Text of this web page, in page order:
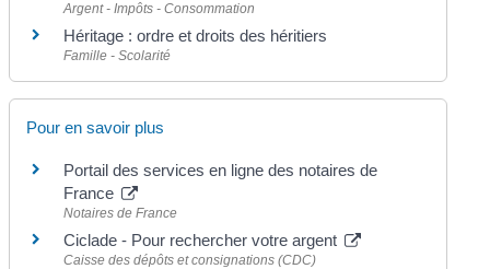
Argent - Impôts - Consommation
Héritage : ordre et droits des héritiers
Famille - Scolarité
Pour en savoir plus
Portail des services en ligne des notaires de
France
Notaires de France
Ciclade - Pour rechercher votre argent
Caisse des dépôts et consignations (CDC)